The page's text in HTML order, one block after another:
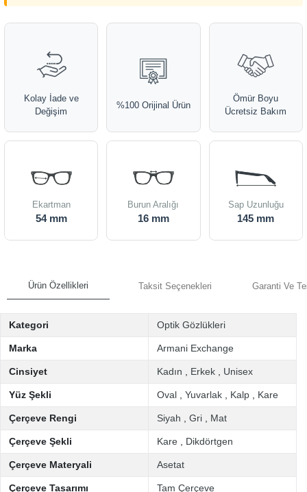
Kolay İade ve
Değişim
%100 Orijinal Ürün
Ömür Boyu
Ücretsiz Bakım
Ekartman
54 mm
Burun Aralığı
16 mm
Sap Uzunluğu
145 mm
Ürün Özellikleri Taksit Seçenekleri Garanti Ve
Kategori Optik Gözlükleri
Marka Armani Exchange
Cinsiyet Kadın Erkek Unisex
Yüz Şekli Oval Yuvarlak Kalp Kare
Çerçeve Rengi Siyah Gri Mat
Çerçeve Şekli Kare Dikdörtgen
Çerçeve Materyali Asetat
Çerçeve Tasarımı Tam Çerçeve